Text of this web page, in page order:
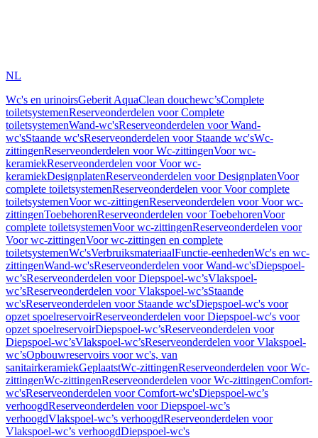
NL
Wc's en urinoirsGeberit AquaClean douchewc’sComplete
toiletsystemenReserveonderdelen voor Complete
toiletsystemenWand-wc'sReserveonderdelen voor Wand-
wc'sStaande wc'sReserveonderdelen voor Staande wc'sWc-
zittingenReserveonderdelen voor Wc-zittingenVoor wc-
keramiekReserveonderdelen voor Voor wc-
keramiekDesignplatenReserveonderdelen voor DesignplatenVoor
complete toiletsystemenReserveonderdelen voor Voor complete
toiletsystemenVoor wc-zittingenReserveonderdelen voor Voor wc-
zittingenToebehorenReserveonderdelen voor ToebehorenVoor
complete toiletsystemenVoor wc-zittingenReserveonderdelen voor
Voor wc-zittingenVoor wc-zittingen en complete
toiletsystemenWc'sVerbruiksmateriaalFunctie-eenhedenWc's en wc-
zittingenWand-wc'sReserveonderdelen voor Wand-wc'sDiepspoel-
wc’sReserveonderdelen voor Diepspoel-wc’sVlakspoel-
wc’sReserveonderdelen voor Vlakspoel-wc’sStaande
wc'sReserveonderdelen voor Staande wc'sDiepspoel-wc's voor
opzet spoelreservoirReserveonderdelen voor Diepspoel-wc's voor
opzet spoelreservoirDiepspoel-wc’sReserveonderdelen voor
Diepspoel-wc’sVlakspoel-wc’sReserveonderdelen voor Vlakspoel-
wc’sOpbouwreservoirs voor wc's, van
sanitairkeramiekGeplaatstWc-zittingenReserveonderdelen voor Wc-
zittingenWc-zittingenReserveonderdelen voor Wc-zittingenComfort-
wc'sReserveonderdelen voor Comfort-wc'sDiepspoel-wc’s
verhoogdReserveonderdelen voor Diepspoel-wc’s
verhoogdVlakspoel-wc’s verhoogdReserveonderdelen voor
Vlakspoel-wc’s verhoogdDiepspoel-wc's